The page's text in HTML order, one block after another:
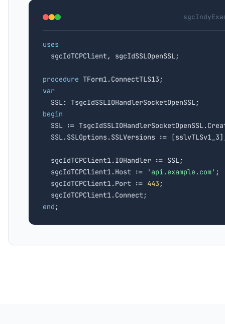
uses
sgcIdTCPClient, sgcIdSSLOpenSSL;
procedure
var
begin
SSL :=
SSL.SSLOptions.SSLVersions :=
  sgcIdTCPClient1.IOHandler := SSL;
  sgcIdTCPClient1.Host :=
'api.example.com' ;
  sgcIdTCPClient1.Port :=
443 ;
end ;